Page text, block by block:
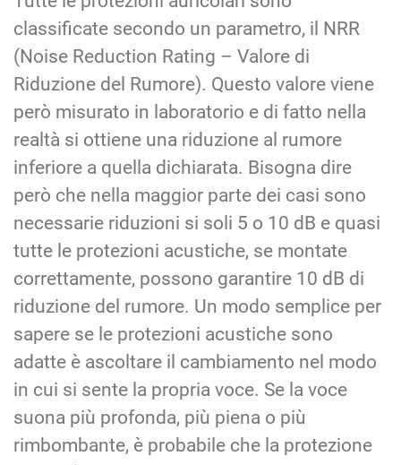
classificate secondo un parametro, il NRR
(Noise Reduction Rating – Valore di
Riduzione del Rumore). Questo valore viene
però misurato in laboratorio e di fatto nella
realtà si ottiene una riduzione al rumore
inferiore a quella dichiarata. Bisogna dire
però che nella maggior parte dei casi sono
necessarie riduzioni si soli 5 o 10 dB e quasi
tutte le protezioni acustiche, se montate
correttamente, possono garantire 10 dB di
riduzione del rumore. Un modo semplice per
sapere se le protezioni acustiche sono
adatte è ascoltare il cambiamento nel modo
in cui si sente la propria voce. Se la voce
suona più profonda, più piena o più
rimbombante, è probabile che la protezione